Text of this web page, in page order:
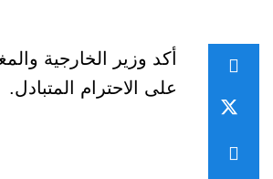
أكد وزير الخارجية
على الاحترام المتبادل.